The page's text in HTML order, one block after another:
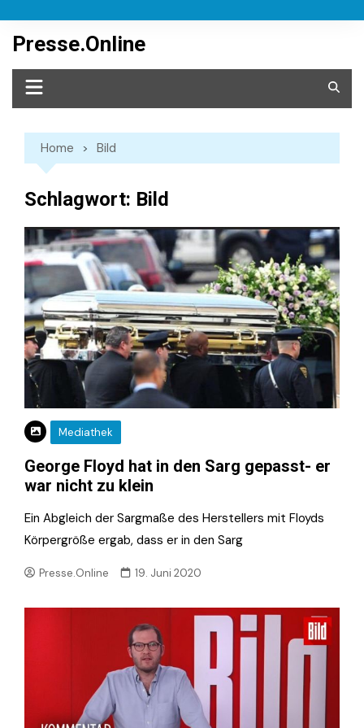
content
Presse.Online
Home Bild
Schlagwort: Bild
Mediathek
George Floyd hat in den Sarg gepasst- er
war nicht zu klein
Ein Abgleich der Sargmaße des Herstellers mit Floyds
Körpergröße ergab, dass er in den Sarg
Presse.Online 19. Juni 2020